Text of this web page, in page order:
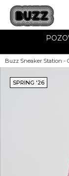
Buzz Sneaker Station -
SPRING '26